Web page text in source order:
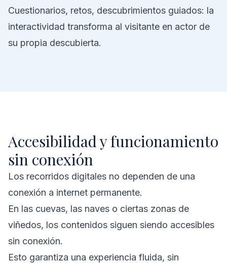
Cuestionarios, retos, descubrimientos guiados: la
interactividad transforma al visitante en actor de
su propia descubierta.
Accesibilidad y funcionamiento
sin conexión
Los recorridos digitales no dependen de una
conexión a internet permanente.
En las cuevas, las naves o ciertas zonas de
viñedos, los contenidos siguen siendo accesibles
sin conexión.
Esto garantiza una experiencia fluida, sin